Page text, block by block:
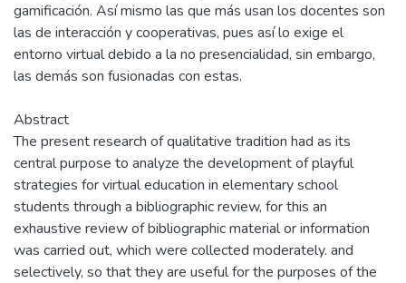
gamificación. Así mismo las que más usan los docentes son
las de interacción y cooperativas, pues así lo exige el
entorno virtual debido a la no presencialidad, sin embargo,
las demás son fusionadas con estas.
Abstract
The present research of qualitative tradition had as its
central purpose to analyze the development of playful
strategies for virtual education in elementary school
students through a bibliographic review, for this an
exhaustive review of bibliographic material or information
was carried out, which were collected moderately. and
selectively, so that they are useful for the purposes of the